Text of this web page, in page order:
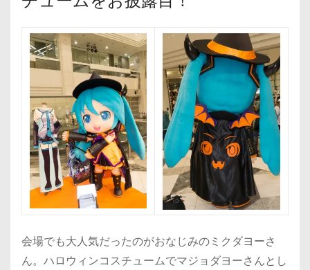
会場でも大人気だったのがおなじみのミクダヨーさ
ん。ハロウィンコスチュームでマジョダヨーさんとし